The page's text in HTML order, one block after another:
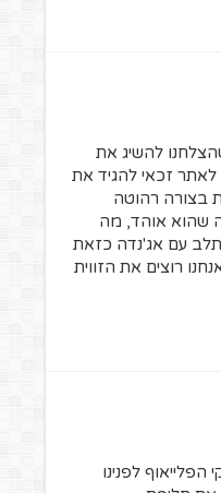
להשיג את
זכאי להגיד את
בצורה רהוטה
שהוא אוהד, מה
עם אג'נדה כזאת
רוצים את הזווית
הפלייאוף לפנינו